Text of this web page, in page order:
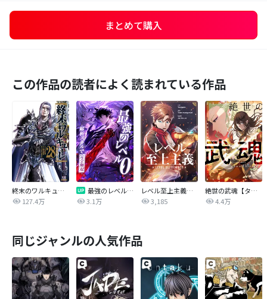
まとめて購入
この作品の読者によく読まれている作品
終末のワルキューレ
127.4万
最強のレベル0 -解析スキルで完全無双-【タテヨミ】
3.1万
レベル至上主義【タテヨミ】
3,185
絶世の武魂【タテヨミ】
4.4万
同じジャンルの人気作品